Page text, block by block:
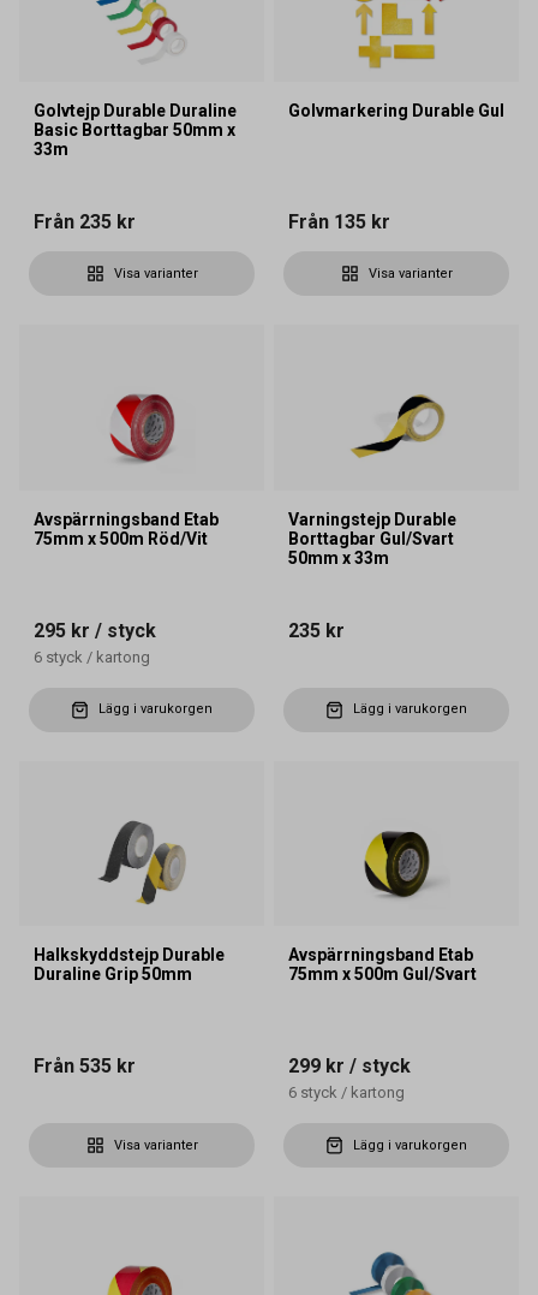
Golvtejp Durable Duraline
Basic Borttagbar 50mm x
33m
Från 235 kr
Visa varianter
Golvmarkering Durable Gul
Från 135 kr
Visa varianter
Avspärrningsband Etab
75mm x 500m Röd/Vit
295 kr / styck
6 styck / kartong
Lägg i varukorgen
Varningstejp Durable
Borttagbar Gul/Svart
50mm x 33m
235 kr
Lägg i varukorgen
Halkskyddstejp Durable
Duraline Grip 50mm
Från 535 kr
Visa varianter
Avspärrningsband Etab
75mm x 500m Gul/Svart
299 kr / styck
6 styck / kartong
Lägg i varukorgen